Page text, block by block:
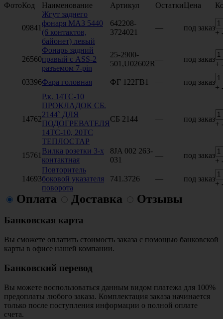
ФотоКод Наименование Артикул ОстаткиЦена
09841
Жгут заднего
фонаря МАЗ 5440
(6 контактов,
байонет) левый
642208-
3724021
— под заказ
+
26560
Фонарь задний
правый с ASS-2
разъемом 7-pin
25-2900-
501,U02602R
— под заказ
+
03396Фара головная ФГ 122ГВ1 — под заказ
+
14762
Р.к. 14ТС-10
ПРОКЛАДОК СБ.
2144` ДЛЯ
ПОДОГРЕВАТЕЛЯ
14ТС-10, 20ТС
ТЕПЛОСТАР
СБ 2144 — под заказ
+
15761
Вилка розетки 3-х
контактная
8JA 002 263-
031
— под заказ
+
14693
Повторитель
боковой указателя
поворота
741.3726 — под заказ
+
Оплата Доставка Отзывы
Банковская карта
Вы сможете оплатить стоимость заказа с помощью банковской
карты в офисе нашей компании.
Банковский перевод
Вы можете воспользоваться данным видом платежа для 100%
предоплаты любого заказа. Комплектация заказа начинается
только после поступления информации о полной оплате
счета.